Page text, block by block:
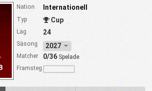
Nation Internationell
Typ Cup
Lag 24
Säsong 2027
Matcher 0/36Spelade
Framsteg